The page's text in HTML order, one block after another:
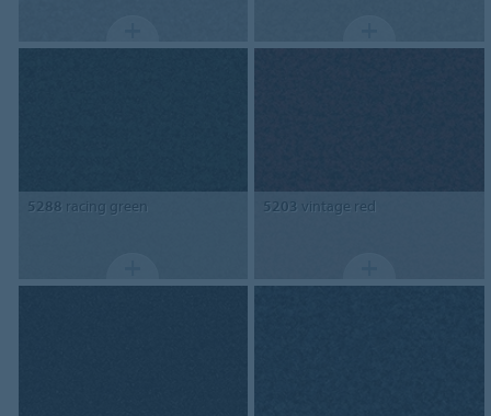
5288 racing green 5203 vintage red